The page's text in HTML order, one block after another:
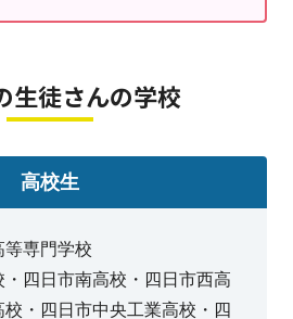
生徒さんの学校
高校生
等専門学校
四日市南高校・四日市西高
・四日市中央工業高校・四